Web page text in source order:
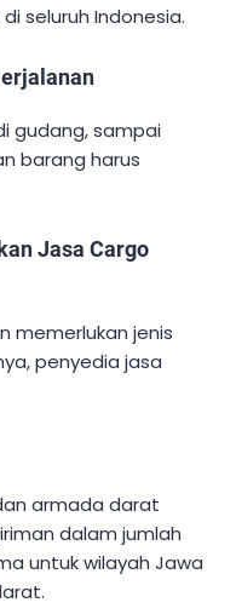
seluruh Indonesia.
gudang, sampai
barang harus
Jasa Cargo
memerlukan jenis
penyedia jasa
armada darat
dalam jumlah
untuk wilayah Jawa